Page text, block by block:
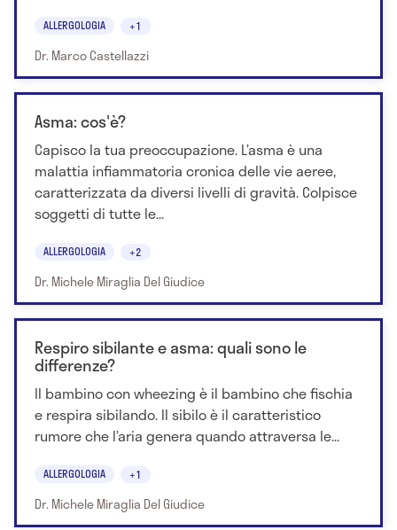
ALLERGOLOGIA +1
Dr. Marco Castellazzi
Asma: cos'è?
Capisco la tua preoccupazione. L’asma è una
malattia infiammatoria cronica delle vie aeree,
caratterizzata da diversi livelli di gravità. Colpisce
soggetti di tutte le...
ALLERGOLOGIA +2
Dr. Michele Miraglia Del Giudice
Respiro sibilante e asma: quali sono le
differenze?
Il bambino con wheezing è il bambino che fischia
e respira sibilando. Il sibilo è il caratteristico
rumore che l’aria genera quando attraversa le...
ALLERGOLOGIA +1
Dr. Michele Miraglia Del Giudice